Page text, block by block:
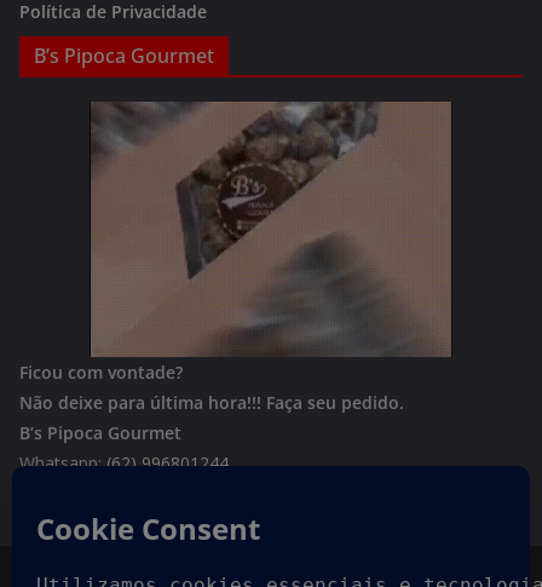
Política de Privacidade
B’s Pipoca Gourmet
Ficou com vontade?
Não deixe para última hora!!! Faça seu pedido.
B’s Pipoca Gourmet
Whatsapp:(62) 996801244